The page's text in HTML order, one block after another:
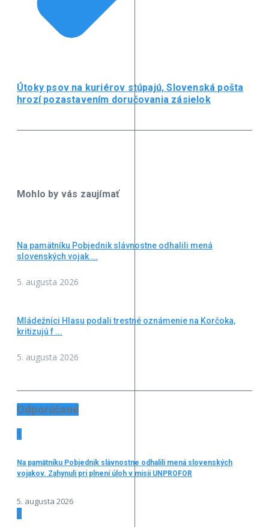
Útoky psov na kuriérov stúpajú, Slovenská pošta
hrozí pozastavením doručovania zásielok
Mohlo by vás zaujímať
Na pamätníku Pobjednik slávnostne odhalili mená
slovenských vojak ...
5. augusta 2026
Mládežníci Hlasu podali trestné oznámenie na Korčoka,
kritizujú f ...
5. augusta 2026
Odporúčané
1
Na pamätníku Pobjednik slávnostne odhalili mená slovenských
vojakov. Zahynuli pri plnení úloh v misii UNPROFOR
5. augusta 2026
2